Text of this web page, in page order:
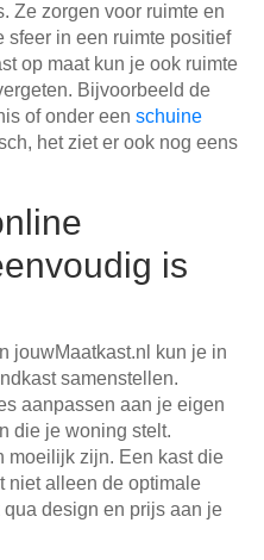
Ze zorgen voor ruimte en
in een ruimte positief
op maat kun je ook ruimte
Bijvoorbeeld de
of onder een schuine
het ziet er ook nog eens
is
jouwMaatkast.nl kun je in
samenstellen.
aanpassen aan je eigen
die je woning stelt.
moeilijk zijn. Een kast die
niet alleen de optimale
design en prijs aan je